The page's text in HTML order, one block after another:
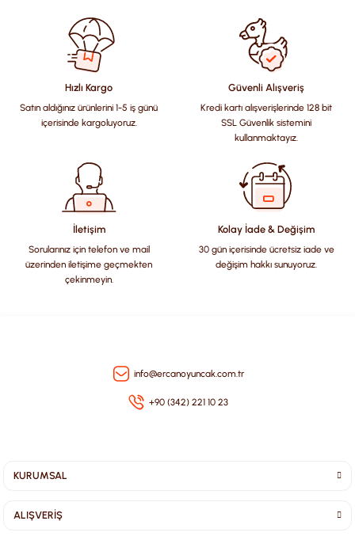
konularda yetersiz gördüğünüz noktaları öneri formunu
kullanarak tarafımıza iletebilirsiniz.
Görüş ve önerileriniz için teşekkür ederiz.
Ürün resmi kalitesiz, bozuk veya görüntülenemiyor.
Ürün açıklamasında eksik bilgiler bulunuyor.
Ürün bilgilerinde hatalar bulunuyor.
Ürün fiyatı diğer sitelerden daha pahalı.
Bu ürüne benzer farklı alternatifler olmalı.
Hızlı Kargo
Satın aldığınız ürünlerini 1-5 iş günü
içerisinde kargoluyoruz.
Güvenli Alışveriş
Kredi kartı alışverişlerinde 128 bit
SSL Güvenlik sistemini
kullanmaktayız.
İletişim
Sorularınız için telefon ve mail
üzerinden iletişime geçmekten
çekinmeyin.
Kolay İade & Değişim
30 gün içerisinde ücretsiz iade ve
değişim hakkı sunuyoruz.
info@ercanoyuncak.com.tr
+90 (342) 221 10 23
KURUMSAL
ALIŞVERİŞ